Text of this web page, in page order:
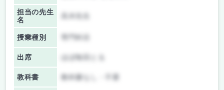
担当の先生
名
授業種別
出席 ほぼ毎回とる
教科書 教科書なし・不要